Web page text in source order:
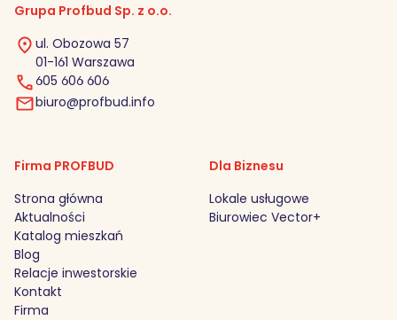
Grupa Profbud Sp. z o.o.
ul. Obozowa 57
01-161 Warszawa
605 606 606
biuro@profbud.info
Firma PROFBUD
Strona główna
Aktualności
Katalog mieszkań
Blog
Relacje inwestorskie
Kontakt
Firma
Dla Biznesu
Lokale usługowe
Biurowiec Vector+